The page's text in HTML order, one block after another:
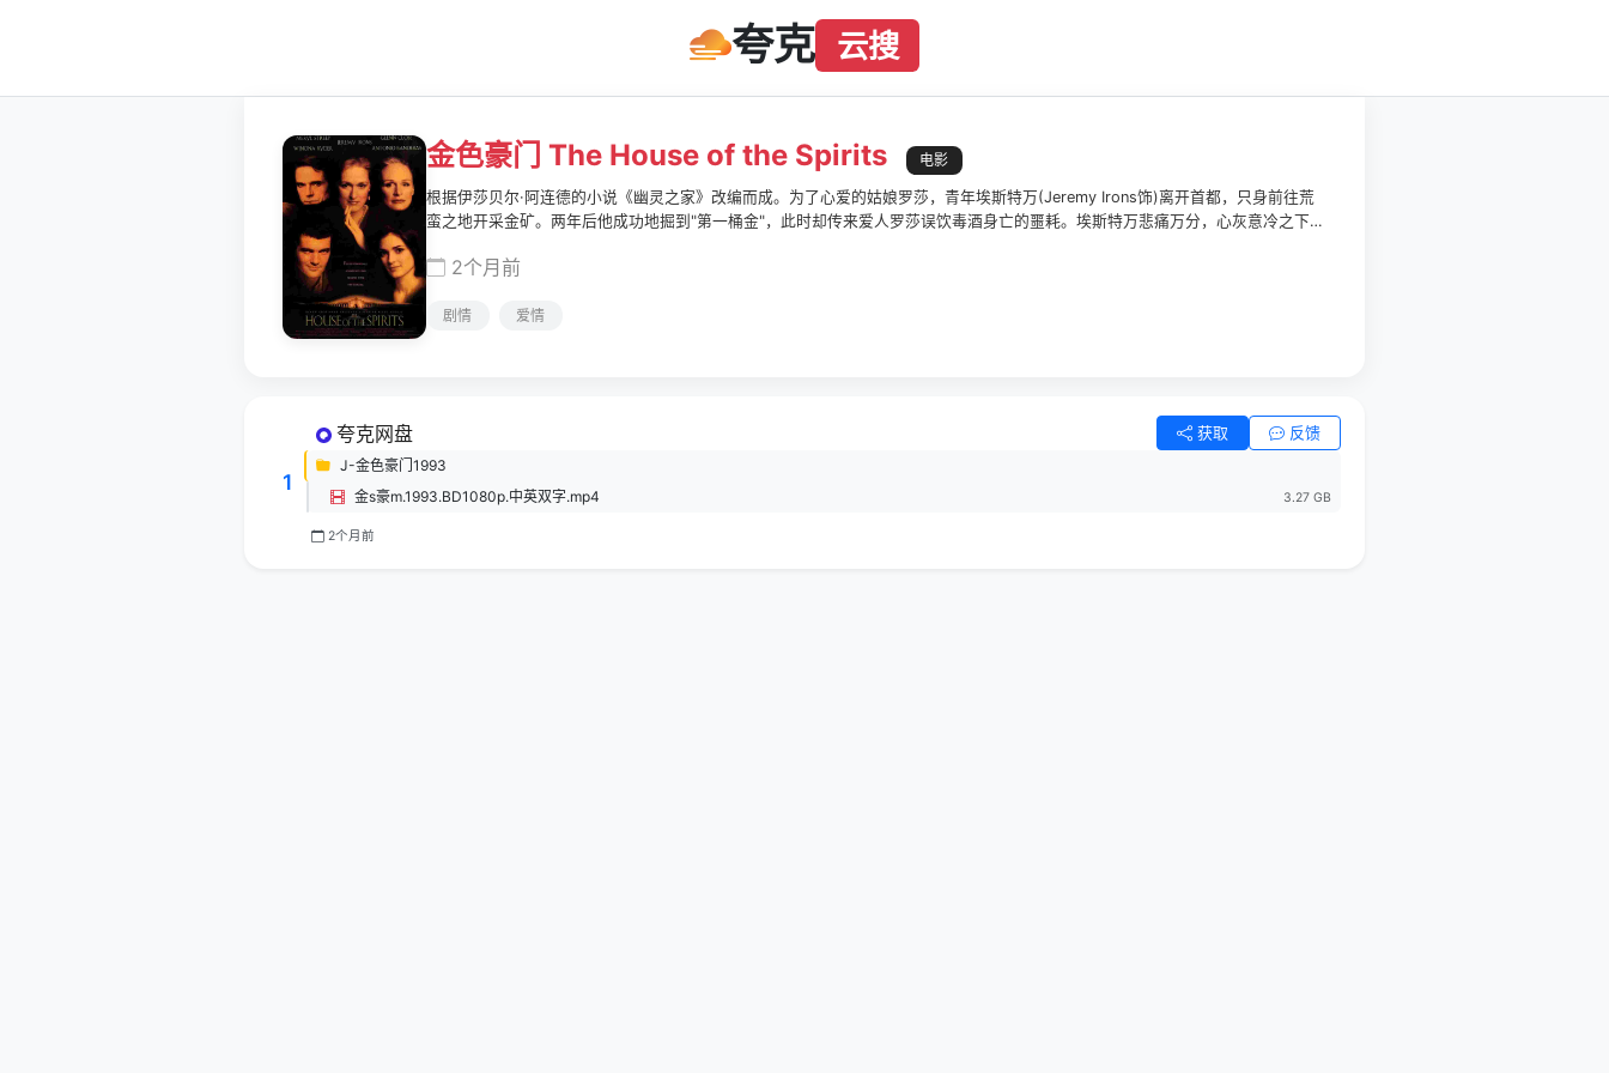
夸克 云搜
金色豪门 The House of the Spirits 电影
根据伊莎贝尔·阿连德的小说《幽灵之家》改编而成。为了心爱的姑娘罗莎，青年埃斯特万(Jeremy Irons饰)离开首都，只身前往荒
蛮之地开采金矿。两年后他成功地掘到"第一桶金"，此时却传来爱人罗莎误饮毒酒身亡的噩耗。埃斯特万悲痛万分，心灰意冷之下回
逅了克拉腊(Meryl Streep饰)，克拉腊正是罗莎的小妹妹，她从小便暗恋埃斯特万，此时的克拉腊已出落得亭亭玉立，两人迅速坠入
2个月前
剧情 爱情
1
夸克网盘 获取 反馈
J-金色豪门1993
金s豪m.1993.BD1080p.中英双字.mp4
3.27 GB
2个月前